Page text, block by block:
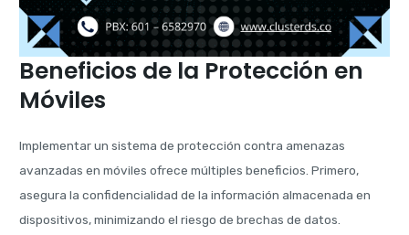
Beneficios de la Protección en
Móviles
Implementar un sistema de protección contra amenazas
avanzadas en móviles ofrece múltiples beneficios. Primero,
asegura la confidencialidad de la información almacenada en
dispositivos, minimizando el riesgo de brechas de datos.